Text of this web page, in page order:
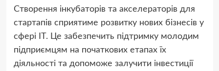
Створення інкубаторів та акселераторів для
стартапів сприятиме розвитку нових бізнесів у
сфері ІТ. Це забезпечить підтримку молодим
підприємцям на початкових етапах їх
діяльності та допоможе залучити інвестиції